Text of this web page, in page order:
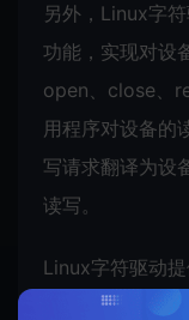
另外，Linux字
功能，实现对设
open、close、
用程序对设备的
写请求翻译为设
读写。
Linux字符驱动
能。设备在处理